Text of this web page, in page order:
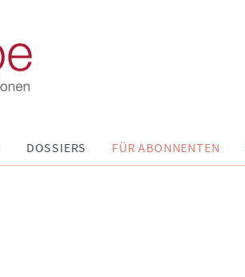
DOSSIERS FÜR ABONNENTEN